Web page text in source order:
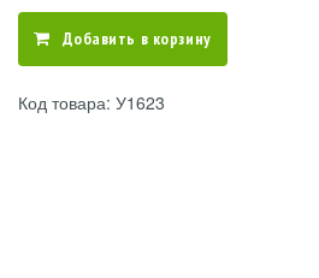
Добавить в корзину
Код товара: У1623